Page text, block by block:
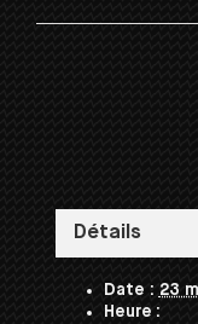
Détails
Date : 23
Heure :